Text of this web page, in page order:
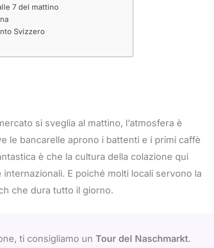
7 del mattino
Svizzero
si sveglia al mattino, l’atmosfera è
le bancarelle aprono i battenti e i primi caffè
è che la cultura della colazione qui
E poiché molti locali servono la
che dura tutto il giorno.
ti consigliamo un Tour del Naschmarkt.